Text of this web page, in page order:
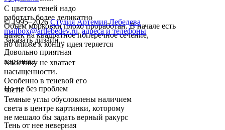
С цветом теней надо
работать более деликатно
Объем морковки плохо проработан. В начале есть
намек на квадратное поперечное сечение,
но ближе к концу идея теряется
Довольно приятная
картинка
Хвостику не хватает
насыщенности.
Особенно в теневой его
части
Но не без проблем
Темные углы обусловлены наличием
света в центре картинки, которому
не мешало бы задать верный ракурс
Тень от нее неверная
© 1995–2026 Студия Артемия Лебедева
mailbox@artlebedev.ru, адреса и телефоны
Заказать дизайн...